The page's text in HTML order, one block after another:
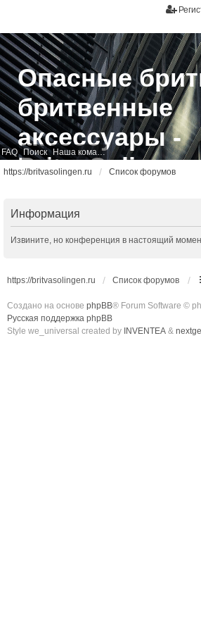
FAQ Поиск Наша команда
Опасные
бритвенные
аксессуары -
BritvaSolingen
https://britvasolingen.ru Список форумов
Информация
Извините, но конференция в настоящий
https://britvasolingen.ru Список форумов
Создано на основе phpBB® Forum Software ©
Русская поддержка phpBB
Style we_universal created by INVENTEA &